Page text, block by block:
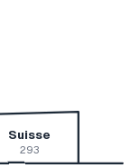
Suisse
293